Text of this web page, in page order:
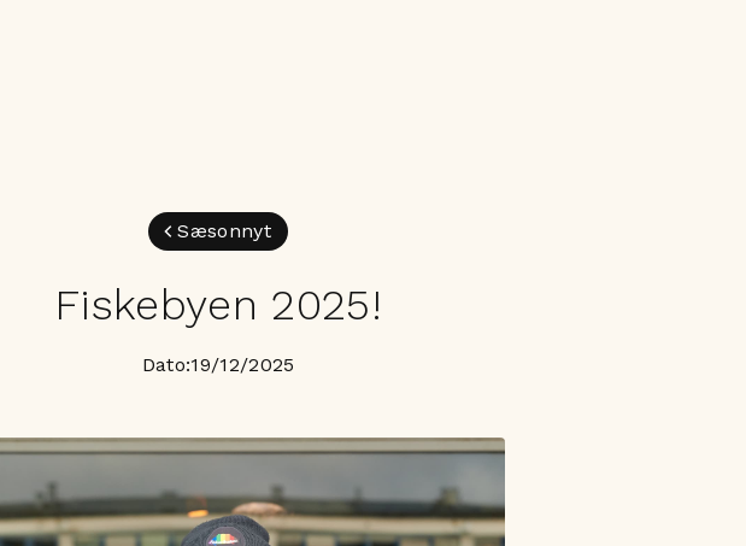
Sæsonnyt
Fiskebyen 2025!
Dato:19/12/2025